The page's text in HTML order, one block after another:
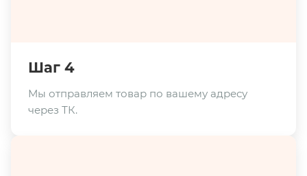
Шаг 4
Мы отправляем товар по вашему адресу
через ТК.